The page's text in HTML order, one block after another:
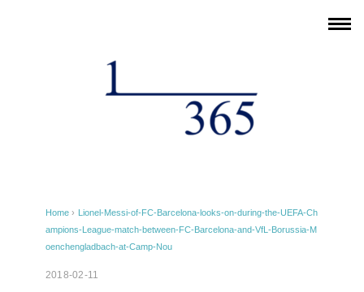
Home › Lionel-Messi-of-FC-Barcelona-looks-on-during-the-UEFA-Ch
ampions-League-match-between-FC-Barcelona-and-VfL-Borussia-M
oenchengladbach-at-Camp-Nou
2018-02-11